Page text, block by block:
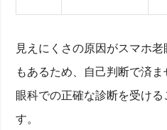
見えにくさの原因がスマホ
もあるため、自己判断で済
眼科での正確な診断を受け
す。